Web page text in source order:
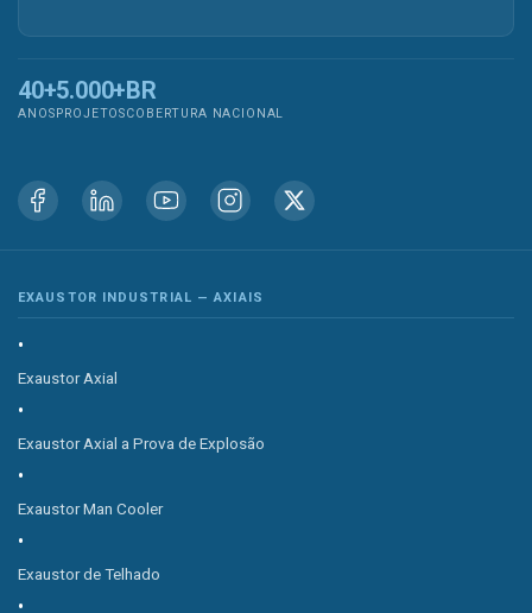
40+
ANOS
5.000+
PROJETOS
BR
COBERTURA NACIONAL
EXAUSTOR INDUSTRIAL — AXIAIS
Exaustor Axial
Exaustor Axial a Prova de Explosão
Exaustor Man Cooler
Exaustor de Telhado